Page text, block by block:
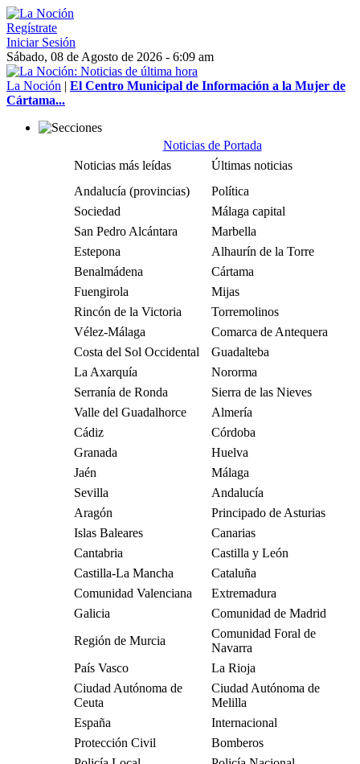
Regístrate
Iniciar Sesión
Sábado, 08 de Agosto de 2026 - 6:09 am
La Noción | El Centro Municipal de Información a la Mujer de
Cártama...
Noticias de Portada
Noticias más leídas
Últimas noticias
Andalucía (provincias)
Política
Sociedad
Málaga capital
San Pedro Alcántara
Marbella
Estepona
Alhaurín de la Torre
Benalmádena
Cártama
Fuengirola
Mijas
Rincón de la Victoria
Torremolinos
Vélez-Málaga
Comarca de Antequera
Costa del Sol Occidental
Guadalteba
La Axarquía
Nororma
Serranía de Ronda
Sierra de las Nieves
Valle del Guadalhorce
Almería
Cádiz
Córdoba
Granada
Huelva
Jaén
Málaga
Sevilla
Andalucía
Aragón
Principado de Asturias
Islas Baleares
Canarias
Cantabria
Castilla y León
Castilla-La Mancha
Cataluña
Comunidad Valenciana
Extremadura
Galicia
Comunidad de Madrid
Región de Murcia
Comunidad Foral de
Navarra
País Vasco
La Rioja
Ciudad Autónoma de
Ceuta
Ciudad Autónoma de
Melilla
España
Internacional
Protección Civil
Bomberos